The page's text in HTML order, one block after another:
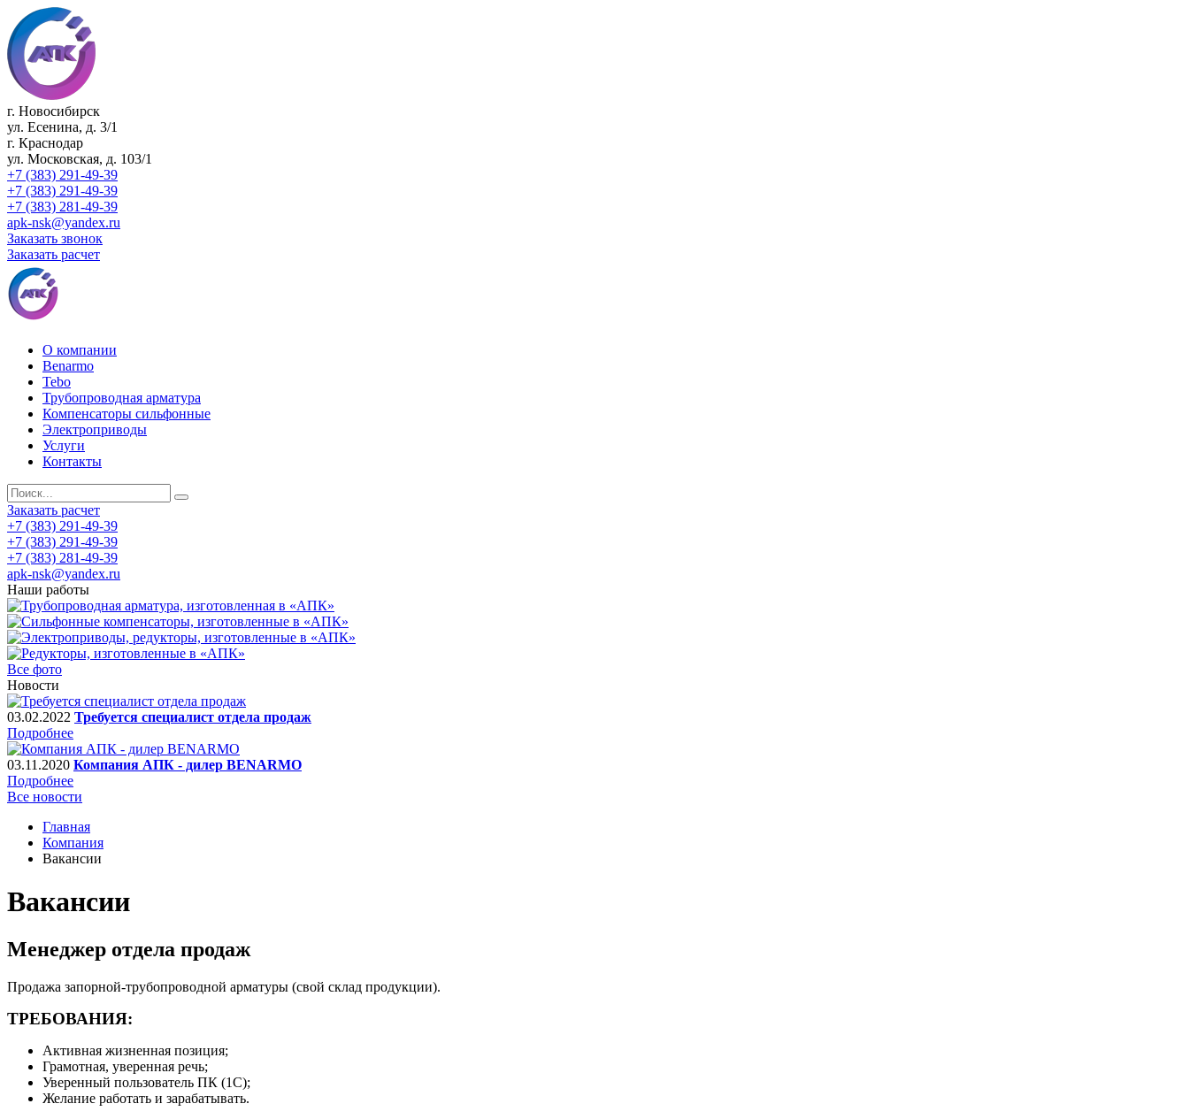
г. Новосибирск
ул. Есенина, д. 3/1
г. Краснодар
ул. Московская, д. 103/1
+7 (383) 291-49-39
+7 (383) 291-49-39
+7 (383) 281-49-39
apk-nsk@yandex.ru
Заказать звонок
Заказать расчет
О компании
Benarmo
Tebo
Трубопроводная арматура
Компенсаторы сильфонные
Электроприводы
Услуги
Контакты
Заказать расчет
+7 (383) 291-49-39
+7 (383) 291-49-39
+7 (383) 281-49-39
apk-nsk@yandex.ru
Наши работы
Все фото
Новости
03.02.2022 Требуется специалист отдела продаж
Подробнее
03.11.2020 Компания АПК - дилер BENARMO
Подробнее
Все новости
Главная
Компания
Вакансии
Вакансии
Менеджер отдела продаж
Продажа запорной-трубопроводной арматуры (свой склад продукции).
ТРЕБОВАНИЯ:
Активная жизненная позиция;
Грамотная, уверенная речь;
Уверенный пользователь ПК (1С);
Желание работать и зарабатывать.